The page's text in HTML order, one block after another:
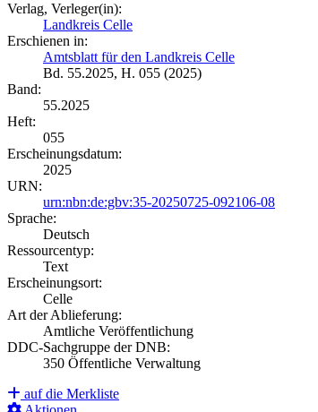
Verlag, Verleger(in):
Landkreis Celle
Erschienen in:
Amtsblatt für den Landkreis Celle
Bd. 55.2025, H. 055 (2025)
Band:
55.2025
Heft:
055
Erscheinungsdatum:
2025
URN:
urn:nbn:de:gbv:35-20250725-092106-08
Sprache:
Deutsch
Ressourcentyp:
Text
Erscheinungsort:
Celle
Art der Ablieferung:
Amtliche Veröffentlichung
DDC-Sachgruppe der DNB:
350 Öffentliche Verwaltung
auf die Merkliste